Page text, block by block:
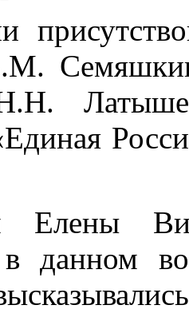
Елены
данном